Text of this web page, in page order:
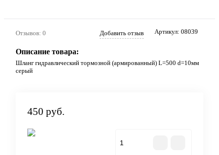
Отзывов: 0 Добавить отзыв Артикул: 08039
Описание товара:
Шланг гидравлический тормозной (армированный) L=500 d=10мм
серый
450 руб.